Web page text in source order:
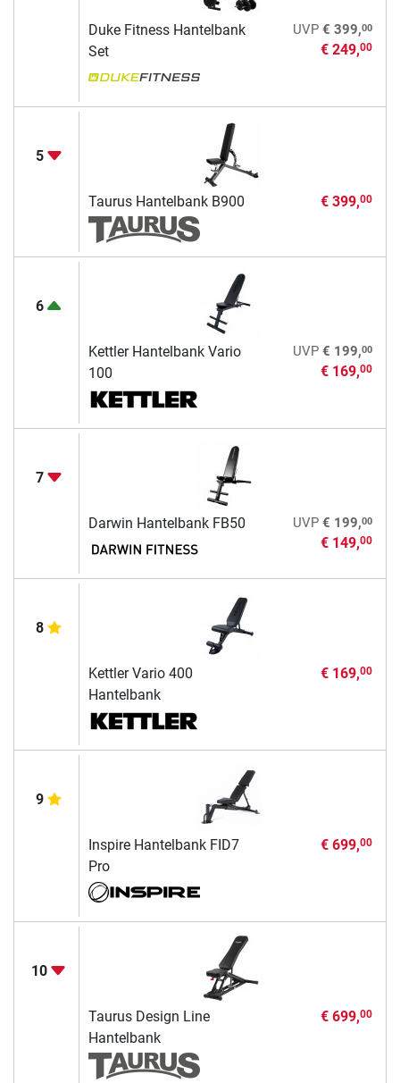
Duke Fitness Hantelbank
Set
UVP € 399,00
€ 249,00
5
Taurus Hantelbank B900 € 399,00
6
Kettler Hantelbank Vario
100
UVP € 199,00
€ 169,00
7
Darwin Hantelbank FB50 UVP € 199,00
€ 149,00
8
Kettler Vario 400
Hantelbank
€ 169,00
9
Inspire Hantelbank FID7
Pro
€ 699,00
10
Taurus Design Line
Hantelbank
€ 699,00